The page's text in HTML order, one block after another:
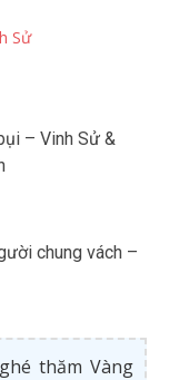
Sử
– Vinh Sử &
chung vách –
thăm Vàng